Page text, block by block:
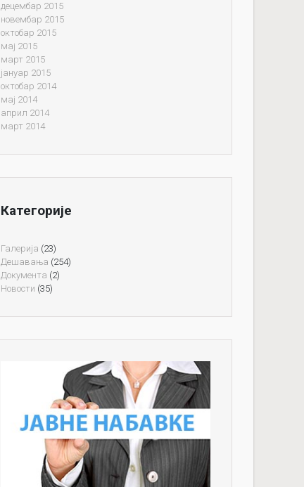
децембар 2015
новембар 2015
октобар 2015
мај 2015
март 2015
јануар 2015
октобар 2014
мај 2014
април 2014
март 2014
Категорије
Галерија (23)
Дешавања (254)
Документа (2)
Новости (35)